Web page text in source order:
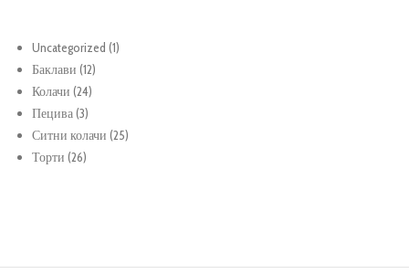
Uncategorized 11
Баклави 1212
Колачи 2424
Пецива 33
продукти
Ситни колачи 2525
Торти 2626